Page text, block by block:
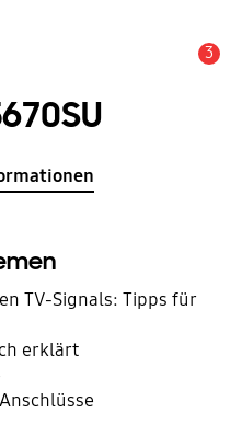
3
TV-Signals: Tipps für
erklärt